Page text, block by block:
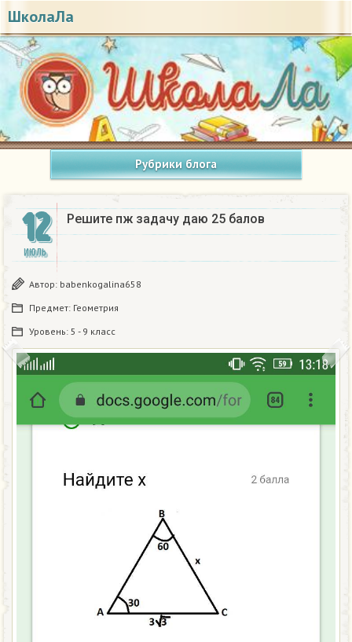
ШколаЛа
Рубрики блога
12
ИЮЛЬ
Решите пж задачу даю 25 балов
Автор: babenkogalina658
Предмет: Геометрия
Уровень: 5 - 9 класс